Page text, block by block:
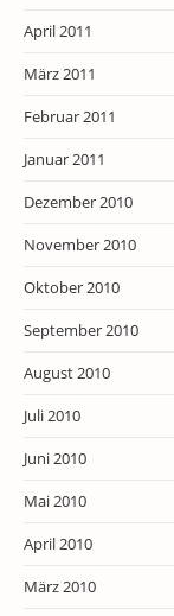
April 2011
März 2011
Februar 2011
Januar 2011
Dezember 2010
November 2010
Oktober 2010
September 2010
August 2010
Juli 2010
Juni 2010
Mai 2010
April 2010
März 2010